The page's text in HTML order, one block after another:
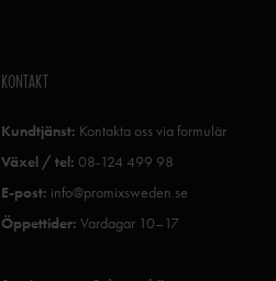
KONTAKT
Kundtjänst: Kontakta oss via formulär
Växel / tel: 08-124 499 98
E-post: info@promixsweden.se
Öppettider: Vardagar 10–17